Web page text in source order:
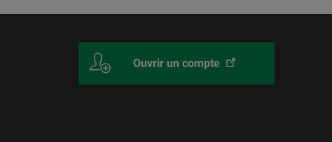
Ce
Ouvrir un compteDesjardins